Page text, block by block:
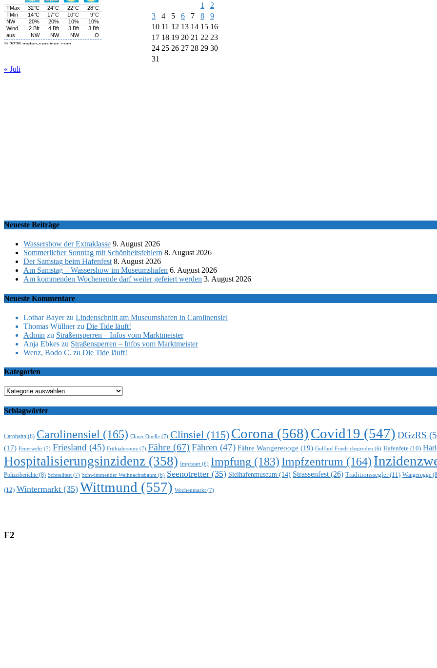
1
2
3
4 5 6 7 8
9
10 11 12 13 14 15 16
17 18 19 20 21 22 23
24 25 26 27 28 29 30
31
« Juli
Neueste Beiträge
Wassershow der Extraklasse 9. August 2026
Sommerlicher Sonntag mit Schönheitsfehlern 8. August 2026
Der Samstag beim Hafenfest 8. August 2026
Am Samstag – Wassershow im Museumshafen 6. August 2026
Am kommenden Wochenende darf weiter gefeiert werden 3. August 2026
Neueste Kommentare
Lothar Bayerzu Lindenschnitt am Museumshafen in Carolinensiel
Thomas Wüllnerzu Die Tide läuft!
Admin zu Straßensperren – Infos vom Marktmeister
Anja Ebkes zu Straßensperren – Infos vom Marktmeister
Wenz, Bodo C. zu Die Tide läuft!
Kategorien
Kategorien
Schlagwörter
Carobahn (8) Carolinensiel (165) Cliner Quelle (7) Clinsiel (115) Corona (568)Covid19 (547) DGzRS
(17) Feuerwehr (7) Friesland (45) Frühjahrsputz (7) Fähre (67) Fähren (47) Fähre Wangereooge (19) Gulfhof Friedrichsgroden (6) Hafenfete (10)
Hospitalisierungsinzidenz (358) Impfstart (6) Impfung (183) Impfzentrum (164)
Polizeiberichte (8) Schnelltest (7) Schwimmender Weihnachtsbaum (6) Seenotretter (35) Sielhafenmuseum (14) Strassenfest(26) Traditionssegler(11) Wangerogge
(12) Wintermarkt (35) Wittmund (557) Wochenmarkt (7)
F2